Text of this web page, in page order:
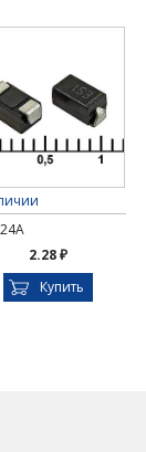
2.28 ₽
Купить